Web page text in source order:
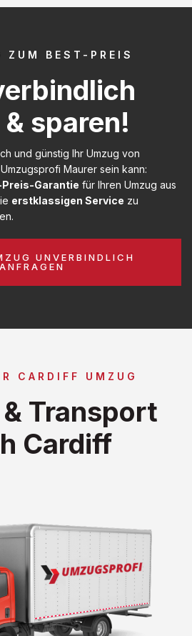
ZUM BEST-PREIS
sparen!
und günstig Ihr Umzug von
Maurer sein kann:
Garantie für Ihren Umzug aus
erstklassigen Service zu
UNVERBINDLICH
ANFRAGEN
CARDIFF UMZUG
Transport
Cardiff